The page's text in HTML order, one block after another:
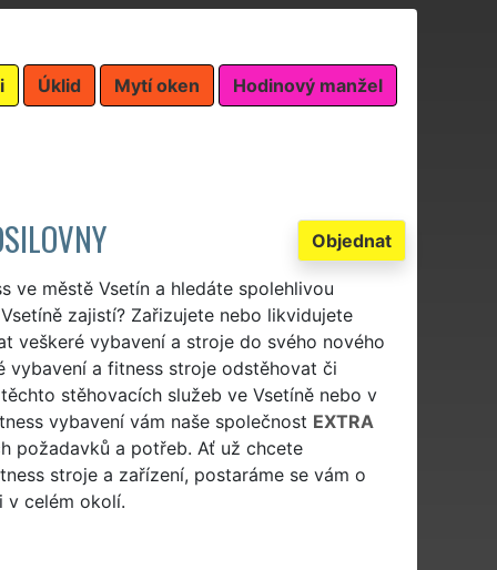
Úklid Mytí oken Hodinový manžel
Objednat
ve městě Vsetín a hledáte spolehlivou
zajistí? Zařizujete nebo likvidujete
veškeré vybavení a stroje do svého nového
vybavení a fitness stroje odstěhovat či
stěhovacích služeb ve Vsetíně nebo v
vybavení vám naše společnost EXTRA
požadavků a potřeb. Ať už chcete
stroje a zařízení, postaráme se vám o
v celém okolí.